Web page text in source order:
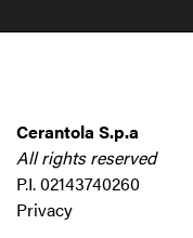
Cerantola S.p.a
All rights reserved
P.I. 02143740260
Privacy